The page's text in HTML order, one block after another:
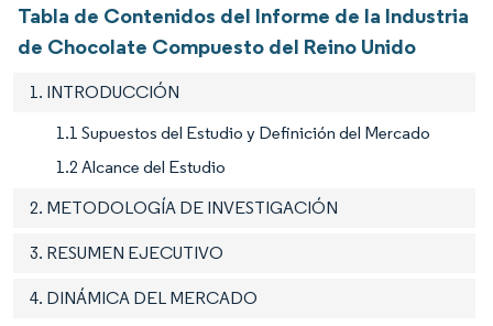
Tabla de Contenidos del Informe de la Industria
de Chocolate Compuesto del Reino Unido
1. INTRODUCCIÓN
1.1 Supuestos del Estudio y Definición del Mercado
1.2 Alcance del Estudio
2. METODOLOGÍA DE INVESTIGACIÓN
3. RESUMEN EJECUTIVO
4. DINÁMICA DEL MERCADO